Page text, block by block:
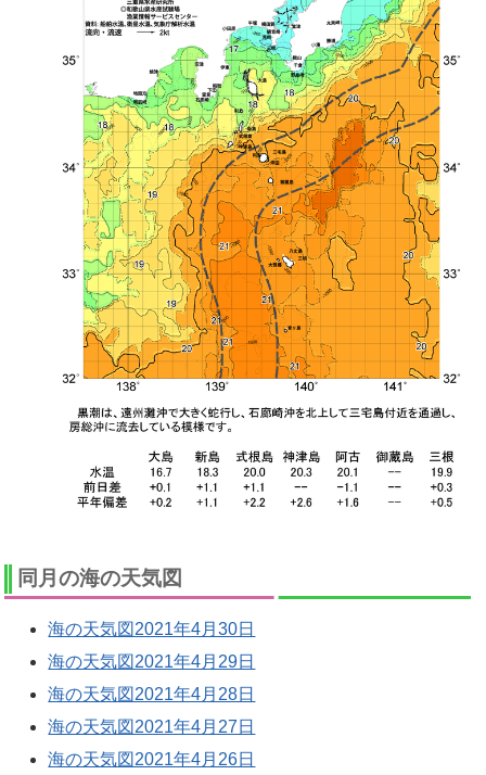
同月の海の天気図
海の天気図2021年4月30日
海の天気図2021年4月29日
海の天気図2021年4月28日
海の天気図2021年4月27日
海の天気図2021年4月26日